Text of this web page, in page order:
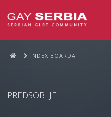
INDEX BOARDA
PREDSOBLJE